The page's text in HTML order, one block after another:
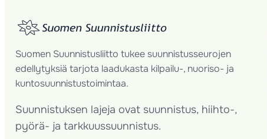
Suomen Suunnistusliitto tukee suunnistusseurojen
edellytyksiä tarjota laadukasta kilpailu-, nuoriso- ja
kuntosuunnistustoimintaa.
Suunnistuksen lajeja ovat suunnistus, hiihto-,
pyörä- ja tarkkuussuunnistus.